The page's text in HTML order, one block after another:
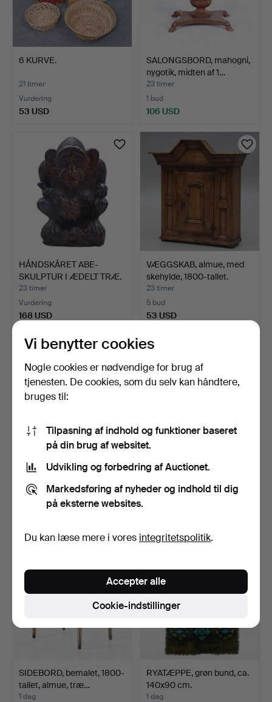
6 KURVE.
21 timer
Vurdering
53 USD
SALONGSBORD, mahogni,
nygotik, midten af 1…
23 timer
1 bud
106 USD
HÅNDSKÅRET ABE-
SKULPTUR I ÆDELT TRÆ.
23 timer
Vurdering
168 USD
VÆGGSKAB, almue, med
skehylde, 1800-tallet.
23 timer
5 bud
53 USD
DEKORELEMENT i form af
1 dag
GRYDE, kobber på
1 dag
SIDEBORD, bemalet, 1800-
tallet, almue, træ…
1 dag
RYATÆPPE, grøn bund, ca.
140x90 cm.
1 dag
Vi benytter cookies
Nogle cookies er nødvendige for brug af
tjenesten. De cookies, som du selv kan håndtere,
bruges til:
Tilpasning af indhold og funktioner baseret
på din brug af websitet.
Udvikling og forbedring af Auctionet.
Markedsføring af nyheder og indhold til dig
på eksterne websites.
Du kan læse mere i vores integritetspolitik.
Cookie-indstillinger
Accepter alle